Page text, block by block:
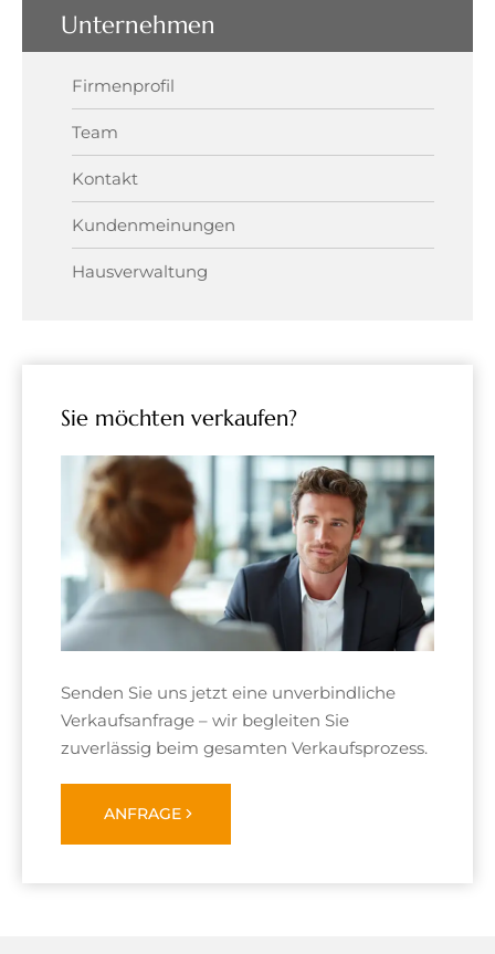
Unternehmen
Firmenprofil
Team
Kontakt
Kundenmeinungen
Hausverwaltung
Sie möchten verkaufen?
Senden Sie uns jetzt eine unverbindliche
Verkaufsanfrage – wir begleiten Sie
zuverlässig beim gesamten Verkaufsprozess.
ANFRAGE